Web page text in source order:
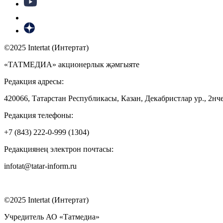
©2025 Intertat (Интертат)
«ТАТМЕДИА» акционерлык җәмгыяте
Редакция адресы:
420066, Татарстан Республикасы, Казан, Декабристлар ур.,
Редакция телефоны:
+7 (843) 222-0-999 (1304)
Редакциянең электрон почтасы:
infotat@tatar-inform.ru
©2025 Intertat (Интертат)
Учредитель АО «Татмедиа»